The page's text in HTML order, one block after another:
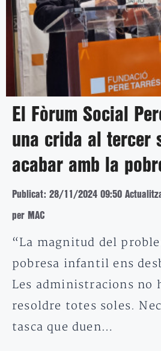
El Fòrum Social
una crida al tercer
acabar amb la
Publicat: 28/11/2024 09:50
per MAC
“La magnitud del
pobresa infantil ens
Les administracions no
resoldre totes soles.
tasca que duen…